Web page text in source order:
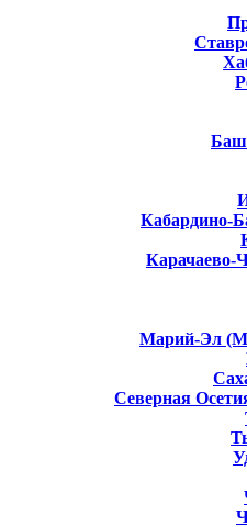
Кабардино-
Карачаево-
Марий-Эл
Северная